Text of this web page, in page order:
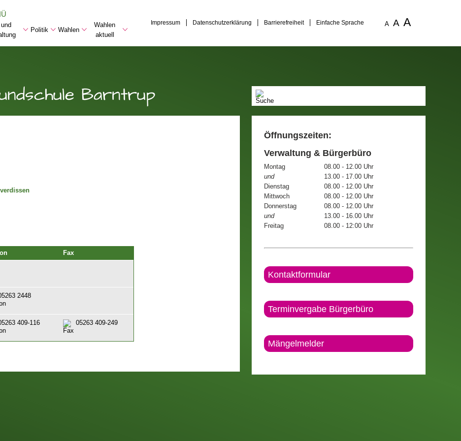
Politik Wahlen
Wahlen
aktuell
Impressum Datenschutzerklärung Barrierefreiheit Einfache Sprache A A A
Barntrup
Fax
2448
409-116 05263 409-249
Öffnungszeiten:
Verwaltung & Bürgerbüro
Montag
08.00 - 12.00 Uhr
und
13.00 - 17.00 Uhr
Dienstag
08.00 - 12.00 Uhr
Mittwoch
08.00 - 12.00 Uhr
Donnerstag
08.00 - 12.00 Uhr
und
13.00 - 16.00 Uhr
Freitag
08.00 - 12:00 Uhr
Kontaktformular
Terminvergabe Bürgerbüro
Mängelmelder